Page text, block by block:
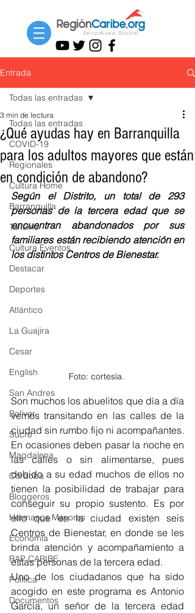
Entrada
Todas las entradas
COVID-19
Regionales
Cultura Home
Barranquilla
Turismo
Cultura Eventos
Destacar
Deportes
Atlántico
La Guajira
Cesar
English
San Andres
Bolívar
Sucre
Magdalena
Córdoba
Bloggeros
Hermanos Mayores
Economía
RAP CARIBE
Política
Documentos
Todas las entradas
¿Qué ayudas hay en Barranquilla
para los adultos mayores que están
en condición de abandono?
3 min de lectura
Según el Distrito, un total de 293
personas de la tercera edad que se
encuentran abandonados por sus
familiares están recibiendo atención en
los distintos Centros de Bienestar.
Foto: cortesía.
Son muchos los abuelitos que día a día
vemos transitando en las calles de la
ciudad sin rumbo fijo ni acompañantes.
En ocasiones deben pasar la noche en
las calles o sin alimentarse, pues
debido a su edad muchos de ellos no
tienen la posibilidad de trabajar para
conseguir su propio sustento. Es por
ello que en la ciudad existen seis
Centros de Bienestar, en donde se les
brinda atención y acompañamiento a
estas personas de la tercera edad.
Uno de los ciudadanos que ha sido
acogido en este programa es Antonio
García, un señor de la tercera edad